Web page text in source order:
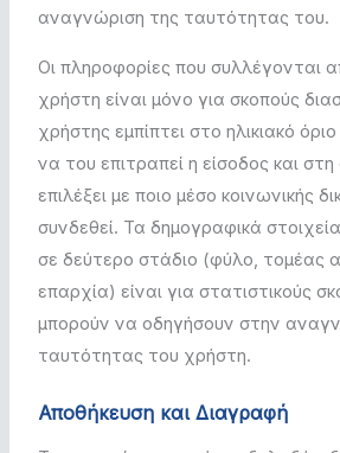
αναγνώριση της ταυτότητας του.
Οι πληροφορίες που συλλέγονται
χρήστη είναι μόνο για σκοπούς
χρήστης εμπίπτει στο ηλικιακό
να του επιτραπεί η είσοδος και
επιλέξει με ποιο μέσο κοινωνικής
συνδεθεί. Τα δημογραφικά
σε δεύτερο στάδιο (φύλο, τομέας
επαρχία) είναι για στατιστικούς
μπορούν να οδηγήσουν στην
ταυτότητας του χρήστη.
Αποθήκευση και Διαγραφή